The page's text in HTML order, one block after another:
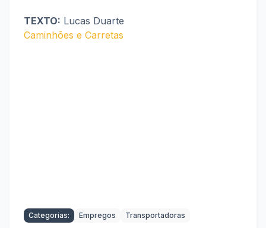
TEXTO: Lucas Duarte
Caminhões e Carretas
Categorias: Empregos Transportadoras